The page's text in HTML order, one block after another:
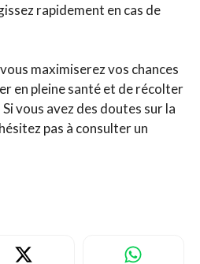
rapidement en cas de
maximiserez vos chances
en pleine santé et de récolter
vous avez des doutes sur la
pas à consulter un